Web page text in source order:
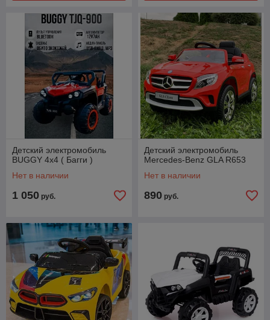
Детский электромобиль
BUGGY 4x4 ( Багги )
Нет в наличии
1 050 руб.
Детский электромобиль
Mercedes-Benz GLA R653
Нет в наличии
890 руб.